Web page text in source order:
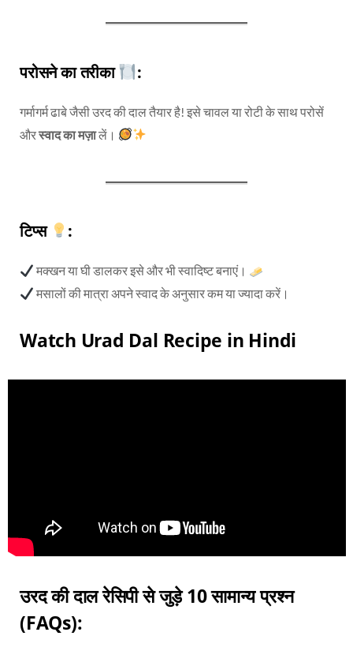
परोसने का तरीका :
गर्मागर्म ढाबे जैसी उरद की दाल तैयार है! इसे चावल या रोटी के साथ परोसें
औरस्वाद का मज़ालें।
टिप्स :
मक्खन या घी डालकर इसे और भी स्वादिष्ट बनाएं।
मसालों की मात्रा अपने स्वाद के अनुसार कम या ज्यादा करें।
Watch Urad Dal Recipe in Hindi
उरद की दाल रेसिपी से जुड़े 10 सामान्य प्रश्न
(FAQs):